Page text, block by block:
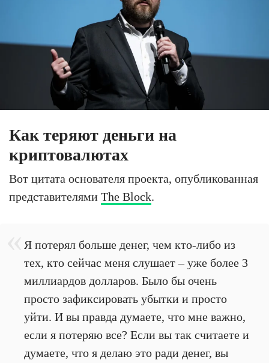
Как теряют деньги на
криптовалютах
Вот цитата основателя проекта, опубликованная
представителями The Block.
Я потерял больше денег, чем кто-либо из
тех, кто сейчас меня слушает – уже более 3
миллиардов долларов. Было бы очень
просто зафиксировать убытки и просто
уйти. И вы правда думаете, что мне важно,
если я потеряю все? Если вы так считаете и
думаете, что я делаю это ради денег, вы